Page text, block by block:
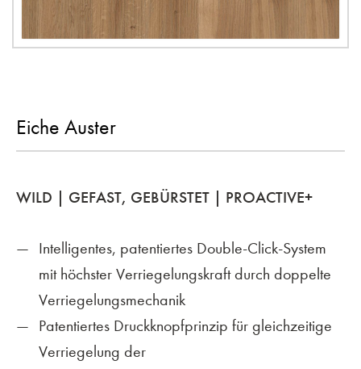
Eiche Auster
WILD | GEFAST, GEBÜRSTET | PROACTIVE+
Intelligentes, patentiertes Double-Click-System
mit höchster Verriegelungskraft durch doppelte
Verriegelungsmechanik
Patentiertes Druckknopfprinzip für gleichzeitige
Verriegelung der